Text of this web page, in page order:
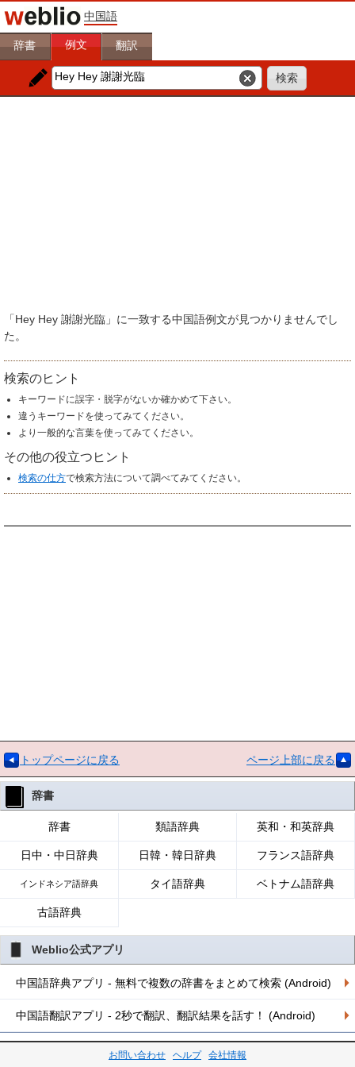
中国語
辞書 例文 翻訳
「Hey Hey 謝謝光臨」に一致する中国語例文が見つかりませんでし
た。
検索のヒント
キーワードに誤字・脱字がないか確かめて下さい。
違うキーワードを使ってみてください。
より一般的な言葉を使ってみてください。
その他の役立つヒント
検索の仕方で検索方法について調べてみてください。
トップページに戻る ページ上部に戻る
辞書
辞書 類語辞典 英和・和英辞典
日中・中日辞典 日韓・韓日辞典 フランス語辞典
インドネシア語辞典 タイ語辞典 ベトナム語辞典
古語辞典
Weblio公式アプリ
中国語辞典アプリ - 無料で複数の辞書をまとめて検索 (Android)
中国語翻訳アプリ - 2秒で翻訳、翻訳結果を話す！ (Android)
お問い合わせ ヘルプ 会社情報